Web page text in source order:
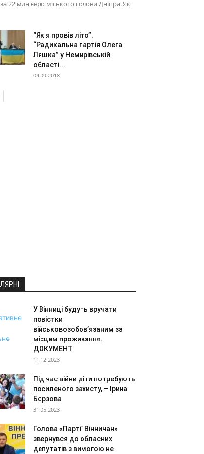
за 22 млн євро міського голови Дніпра. Як
“Як я провів літо”.
“Радикальна партія Олега
Ляшка” у Немирівській
області...
04.09.2018
У Вінниці будуть вручати
повістки
військовозобов’язаним за
місцем проживання.
ДОКУМЕНТ
11.12.2023
Під час війни діти потребують
посиленого захисту, – Ірина
Борзова
31.05.2023
Голова «Партії Вінничан»
звернувся до обласних
депутатів з вимогою не